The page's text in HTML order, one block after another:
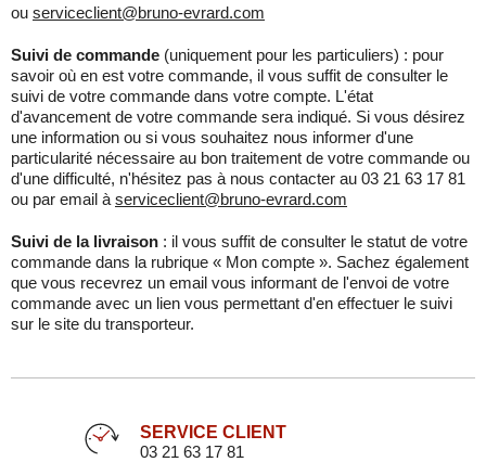
ou serviceclient@bruno-evrard.com
Suivi de commande (uniquement pour les particuliers) : pour
savoir où en est votre commande, il vous suffit de consulter le
suivi de votre commande dans votre compte. L'état
d'avancement de votre commande sera indiqué. Si vous désirez
une information ou si vous souhaitez nous informer d'une
particularité nécessaire au bon traitement de votre commande ou
d'une difficulté, n'hésitez pas à nous contacter au 03 21 63 17 81
ou par email à serviceclient@bruno-evrard.com
Suivi de la livraison : il vous suffit de consulter le statut de votre
commande dans la rubrique « Mon compte ». Sachez également
que vous recevrez un email vous informant de l'envoi de votre
commande avec un lien vous permettant d'en effectuer le suivi
sur le site du transporteur.
SERVICE CLIENT
03 21 63 17 81